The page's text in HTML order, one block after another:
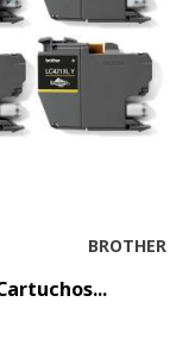
BROTHER